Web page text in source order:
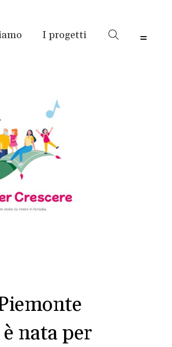
I progetti
nata per